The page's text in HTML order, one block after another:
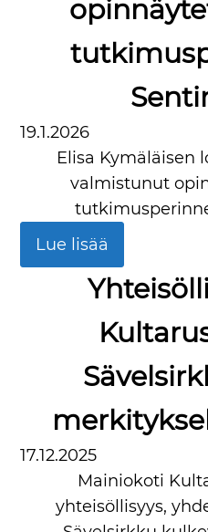
19.1.2026
Elisa Kymäläisen
valmistunut
Lue lisää
17.12.2025
Mainiokoti
yhteisöllisyys,